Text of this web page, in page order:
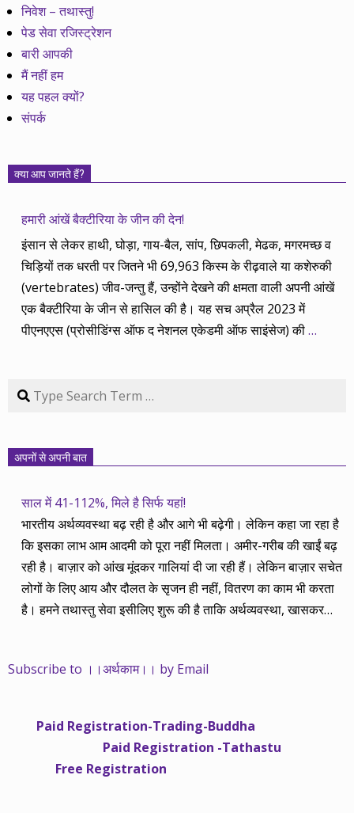
निवेश – तथास्तु!
पेड सेवा रजिस्ट्रेशन
बारी आपकी
मैं नहीं हम
यह पहल क्यों?
संपर्क
क्या आप जानते हैं?
हमारी आंखें बैक्टीरिया के जीन की देन!
इंसान से लेकर हाथी, घोड़ा, गाय-बैल, सांप, छिपकली, मेढक, मगरमच्छ व
चिड़ियों तक धरती पर जितने भी 69,963 किस्म के रीढ़वाले या कशेरुकी
(vertebrates) जीव-जन्तु हैं, उन्होंने देखने की क्षमता वाली अपनी आंखें
एक बैक्टीरिया के जीन से हासिल की है। यह सच अप्रैल 2023 में
पीएनएएस (प्रोसीडिंग्स ऑफ द नेशनल एकेडमी ऑफ साइंसेज) की…
Search
अपनों से अपनी बात
साल में 41-112%, मिले है सिर्फ यहां!
भारतीय अर्थव्यवस्था बढ़ रही है और आगे भी बढ़ेगी। लेकिन कहा जा रहा है
कि इसका लाभ आम आदमी को पूरा नहीं मिलता। अमीर-गरीब की खाईं बढ़
रही है। बाज़ार को आंख मूंदकर गालियां दी जा रही हैं। लेकिन बाज़ार सचेत
लोगों के लिए आय और दौलत के सृजन ही नहीं, वितरण का काम भी करता
है। हमने तथास्तु सेवा इसीलिए शुरू की है ताकि अर्थव्यवस्था, खासकर
महंगाई की दर 10 प्रतिशत से ऊपर रहती है। वे भागकर जाते हैं सोने और
नहीं आती। खुद उनके कितने काम आएगी, यह भी पक्का नहीं। जो पिछले
साढ़े चार सालों से अर्थकाम से जुड़े हैं, वे हमारी ईमानदारी और सत्यनिष्ठा से
भलीभांति वाकिफ हैं। शुरू में हम भी कच्चे थे तो बाज़ार के उस्तादों के जाल
में फंस गए। गलतियां कीं। लेकिन जैसे ही समझ में आया, खटाक से उनसे
Subscribe to ।।अर्थकाम।। by Email
Paid Registration-Trading-Buddha
Paid Registration -Tathastu
Free Registration